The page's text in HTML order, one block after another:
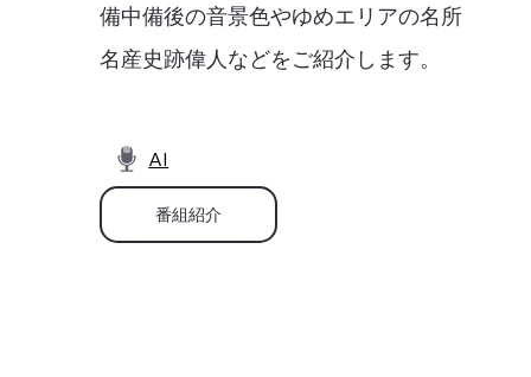
備中備後の音景色やゆめエリアの名所
名産史跡偉人などをご紹介します。
AI
番組紹介